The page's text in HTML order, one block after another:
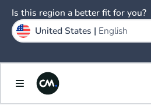
Is this region a better fit for you?
United States | English